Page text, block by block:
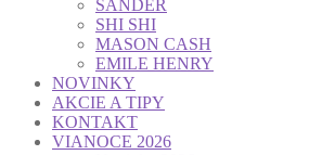
SANDER
SHI SHI
MASON CASH
EMILE HENRY
NOVINKY
AKCIE A TIPY
KONTAKT
VIANOCE 2026